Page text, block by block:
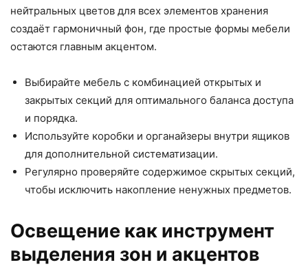
нейтральных цветов для всех элементов хранения
создаёт гармоничный фон, где простые формы мебели
остаются главным акцентом.
Выбирайте мебель с комбинацией открытых и
закрытых секций для оптимального баланса доступа
и порядка.
Используйте коробки и органайзеры внутри ящиков
для дополнительной систематизации.
Регулярно проверяйте содержимое скрытых секций,
чтобы исключить накопление ненужных предметов.
Освещение как инструмент
выделения зон и акцентов